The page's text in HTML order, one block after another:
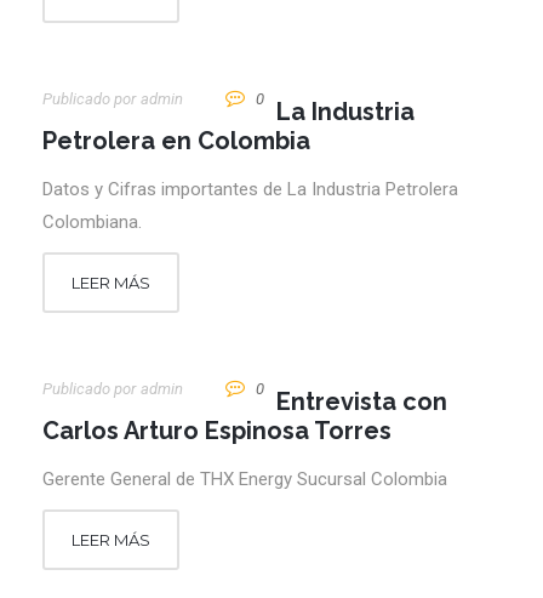
Publicado por Admin 0
La Industria
Petrolera en Colombia
Datos y Cifras importantes de La Industria Petrolera
Colombiana.
LEER MÁS
Publicado por Admin 0
Entrevista con
Carlos Arturo Espinosa Torres
Gerente General de THX Energy Sucursal Colombia
LEER MÁS